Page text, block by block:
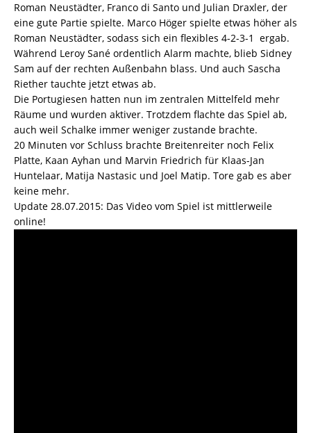
Roman Neustädter, Franco di Santo und Julian Draxler, der
eine gute Partie spielte. Marco Höger spielte etwas höher als
Roman Neustädter, sodass sich ein flexibles 4-2-3-1 ergab.
Während Leroy Sané ordentlich Alarm machte, blieb Sidney
Sam auf der rechten Außenbahn blass. Und auch Sascha
Riether tauchte jetzt etwas ab.
Die Portugiesen hatten nun im zentralen Mittelfeld mehr
Räume und wurden aktiver. Trotzdem flachte das Spiel ab,
auch weil Schalke immer weniger zustande brachte.
20 Minuten vor Schluss brachte Breitenreiter noch Felix
Platte, Kaan Ayhan und Marvin Friedrich für Klaas-Jan
Huntelaar, Matija Nastasic und Joel Matip. Tore gab es aber
keine mehr.
Update 28.07.2015: Das Video vom Spiel ist mittlerweile
online!